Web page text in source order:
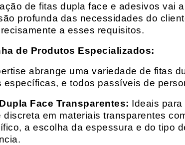
de fitas dupla face e adesivos vai
profunda das necessidades do
a esses requisitos.
de Produtos Especializados:
abrange uma variedade de fitas
específicas, e todos passíveis de
Face Transparentes: Ideais
discreta em materiais transparentes
a escolha da espessura e do tipo